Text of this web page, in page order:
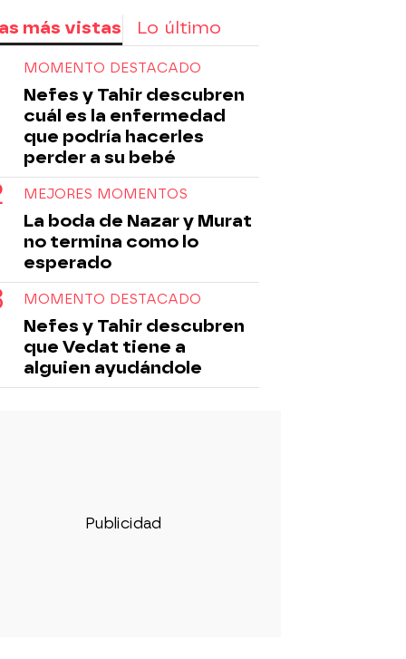
más vistas Lo último
MOMENTO DESTACADO
Nefes y Tahir descubren
cuál es la enfermedad
que podría hacerles
perder a su bebé
MEJORES MOMENTOS
La boda de Nazar y Murat
no termina como lo
esperado
MOMENTO DESTACADO
Nefes y Tahir descubren
que Vedat tiene a
alguien ayudándole